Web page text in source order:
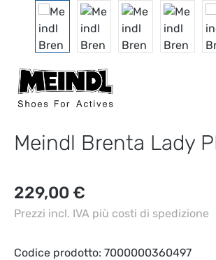
Meindl Brenta Lady
Prezzo normale:
229,00 €
Prezzi incl. IVA più costi di spedizione
Codice prodotto: 7000000360497